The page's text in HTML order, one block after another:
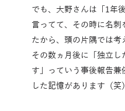
でも、大野さんは「1年
言ってて、その時に名刺
たから、頭の片隅では考
その数ヵ月後に「独立し
す」っていう事後報告兼
した記憶があります（笑